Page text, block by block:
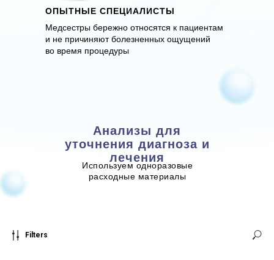
ОПЫТНЫЕ СПЕЦИАЛИСТЫ
Медсестры бережно относятся к пациентам
и не причиняют болезненных ощущений
во время процедуры
Анализы для
уточнения диагноза и
лечения
Используем одноразовые
расходные материалы
Filters